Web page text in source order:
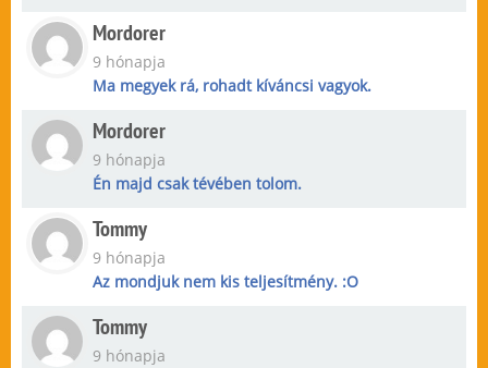
Mordorer
9 hónapja
Ma megyek rá, rohadt kíváncsi vagyok.
Mordorer
9 hónapja
Én majd csak tévében tolom.
Tommy
9 hónapja
Az mondjuk nem kis teljesítmény. :O
Tommy
9 hónapja